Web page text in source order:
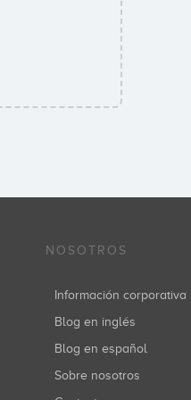
NOSOTROS
Información corporativa
Blog en inglés
Blog en español
Sobre nosotros